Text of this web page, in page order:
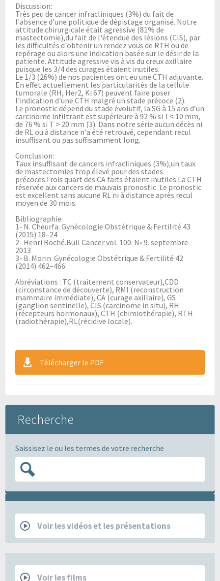
Discussion:
Très peu de cancer infracliniques (3%) du fait de
l'absence d'une politique de dépistage organisé. Notre
attitude chirurgicale était agressive (81% de
mastectomie),du fait de l'étendue des lésions (CIS), par
les difficultés d'obtenir un rendez vous de RTH ou de
repérage ou alors une indication basée sur le désir de la
patiente. Attitude agressive vis à vis du creux axillaire
puisque les 3/4 des curages étaient inutiles.
Le 1/3 (26%) de nos patientes ont eu une CTH adjuvante.
En effet actuellement les particularités de la cellule
tumorale (RH, Her2, Ki 67) peuvent faire poser
l'indication d'une CTH malgré un stade précoce (2).
Le pronostic dépend du stade évolutif, la SG à 15 ans d’un
carcinome infiltrant est supérieure à 92 % si T˂ 10 mm,
de 76 % si T ˃ 20 mm (3). Dans notre série aucun décès ni
de RL ou à distance n'a été retrouvé, cependant recul
insuffisant ou pas suffisamment long.
Conclusion:
Taux insuffisant de cancers infracliniques (3%),un taux
de mastectomies trop élevé pour des stades
précoces.Trois quart des CA faits étaient inutiles.La CTH
réservée aux cancers de mauvais pronostic. Le pronostic
est excellent sans aucune RL ni à distance après recul
moyen de 30 mois.
Bibliographie:
1- N. Cheurfa. Gynécologie Obstétrique & Fertilité 43
(2015) 18–24
2- Henri Roché.Bull Cancer vol. 100. N◦ 9. septembre
2013
3- B. Morin .Gynécologie Obstétrique & Fertilité 42
(2014) 462–466
Abréviations : TC (traitement conservateur),CDD
(circonstance de découverte), RMI (reconstruction
mammaire immédiate), CA (curage axillaire), GS
(ganglion sentinelle), CIS (carcinome in situ), RH
(récepteurs hormonaux), CTH (chimiothérapie), RTH
(radiothérapie),RL(récidive locale).
Télécharger le PDF
Recherche
Saissisez le ou les termes de votre recherche
RCP
Voir les vidéos et les présentations
Films
Voir les films